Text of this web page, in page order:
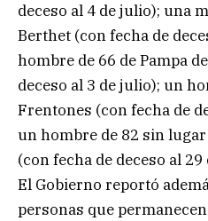
deceso al 4 de julio); una
Berthet (con fecha de
hombre de 66 de Pampa
deceso al 3 de julio); un
Frentones (con fecha de
un hombre de 82 sin
(con fecha de deceso al
El Gobierno reportó
personas que